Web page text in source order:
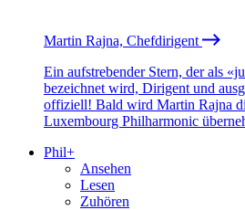
Martin Rajna, Chefdirigent
Ein aufstrebender Stern, der als
bezeichnet wird, Dirigent und
offiziell! Bald wird Martin Rajna
Luxembourg Philharmonic
Phil+
Ansehen
Lesen
Zuhören